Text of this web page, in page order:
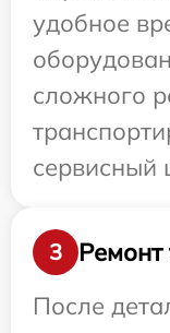
удобное
сложного
сервисный
3
Ремонт
После